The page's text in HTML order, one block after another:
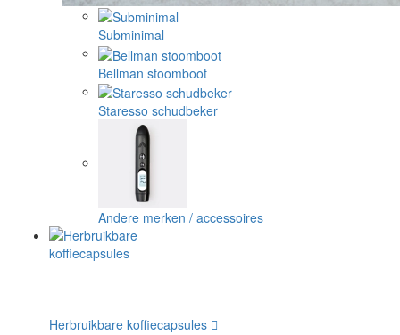
Subminimal
Bellman stoomboot
Staresso schudbeker
Andere merken / accessoires
Herbruikbare koffiecapsules